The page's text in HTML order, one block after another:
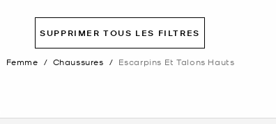
SUPPRIMER TOUS LES FILTRES
Femme / Chaussures / Escarpins Et Talons Hauts